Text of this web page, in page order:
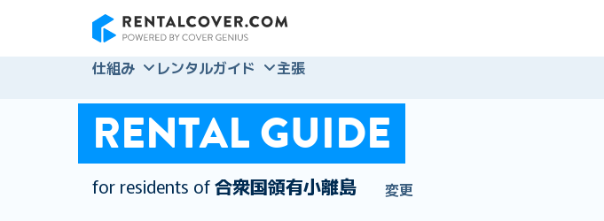
仕組み
レンタルガイド 主張
RENTAL GUIDE
for residents of合衆国領有小離島 変更